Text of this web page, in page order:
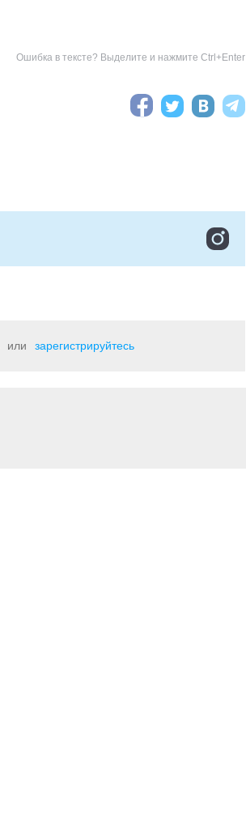
Ошибка в тексте? Выделите и нажмите Ctrl+Enter
или зарегистрируйтесь